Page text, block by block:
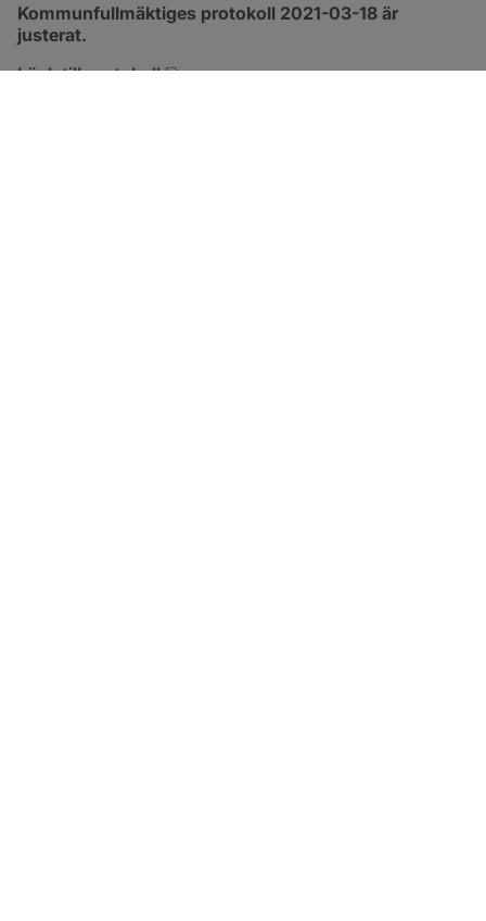
Kommunfullmäktiges protokoll 2021-03-18 är
justerat.
Länk till protokoll
pdf, 315.2 kB, öppnas i nytt fönster.